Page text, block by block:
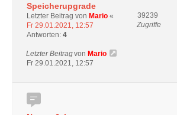
Speicherupgrade
Letzter Beitrag von Mario «
Fr 29.01.2021, 12:57
Antworten: 4
39239
Zugriffe
Letzter Beitragvon Mario
Fr 29.01.2021, 12:57